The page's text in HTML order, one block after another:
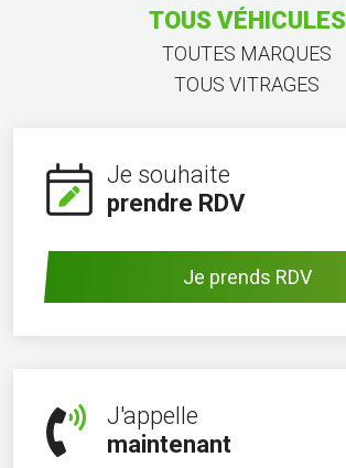
TOUS VÉHICULES
TOUTES MARQUES
TOUS VITRAGES
Je souhaite
prendre RDV
Je prends RDV
J'appelle
maintenant